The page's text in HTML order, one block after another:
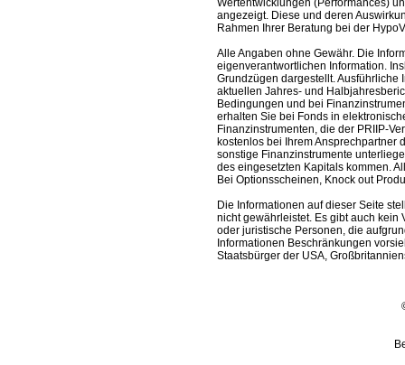
angezeigt. Diese und deren
Rahmen Ihrer Beratung bei der
Alle Angaben ohne Gewähr. Die
eigenverantwortlichen Information.
Grundzügen dargestellt.
aktuellen Jahres- und
Bedingungen und bei
erhalten Sie bei Fonds in
Finanzinstrumenten, die der PRIIP-
kostenlos bei Ihrem Ansprechpartner
sonstige Finanzinstrumente
des eingesetzten Kapitals kommen.
Bei Optionsscheinen, Knock out
Die Informationen auf dieser Seite
nicht gewährleistet. Es gibt auch kein
oder juristische Personen, die
Informationen Beschränkungen
Staatsbürger der USA,